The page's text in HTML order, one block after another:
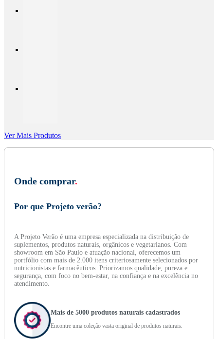
Ver Mais Produtos
Onde comprar.
Por que Projeto verão?
A Projeto Verão é uma empresa especializada na distribuição de
suplementos, produtos naturais, orgânicos e vegetarianos. Com
showroom em São Paulo e atuação nacional, oferecemos um
portfólio com mais de 2.000 itens criteriosamente selecionados por
nutricionistas e farmacêuticos. Priorizamos qualidade, pureza e
segurança, com foco no bem-estar, na confiança e na excelência no
atendimento.
Mais de 5000 produtos naturais cadastrados
Encontre uma coleção vasta original de produtos naturais.